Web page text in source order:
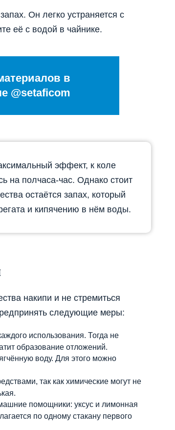
Он легко устраняется с
её с водой в чайнике.
в
@setaficom
эффект, к коле
на полчаса-час. Однако стоит
остаётся запах, который
и кипячению в нём воды.
накипи и не стремиться
следующие меры:
использования. Тогда не
образование отложений.
воду. Для этого можно
так как химические могут не
помощники: уксус и лимонная
по одному стакану первого